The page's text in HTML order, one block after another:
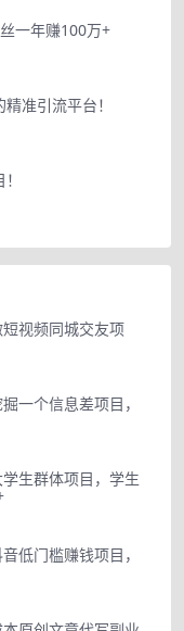
一年赚100万+
准引流平台！
视频同城交友项
一个信息差项目，
生群体项目，学生
低门槛赚钱项目，